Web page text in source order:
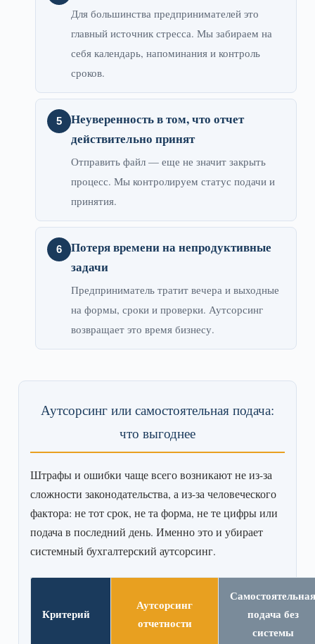
Для большинства предпринимателей это
главный источник стресса. Мы забираем на
себя календарь, напоминания и контроль
сроков.
Неуверенность в том, что отчет
действительно принят
Отправить файл — еще не значит закрыть
процесс. Мы контролируем статус подачи и
принятия.
Потеря времени на непродуктивные
задачи
Предприниматель тратит вечера и выходные
на формы, сроки и проверки. Аутсорсинг
возвращает это время бизнесу.
Аутсорсинг или самостоятельная подача:
что выгоднее
Штрафы и ошибки чаще всего возникают не из-за
сложности законодательства, а из-за человеческого
фактора: не тот срок, не та форма, не те цифры или
подача в последний день. Именно это и убирает
системный бухгалтерский аутсорсинг.
Критерий
Аутсорсинг
отчетности
Самостоятельная
подача без
системы